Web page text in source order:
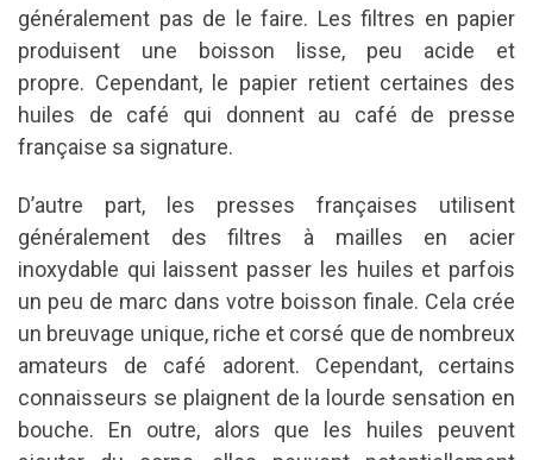
généralement pas de le faire. Les filtres en papier
produisent une boisson lisse, peu acide et
propre. Cependant, le papier retient certaines des
huiles de café qui donnent au café de presse
française sa signature.
D’autre part, les presses françaises utilisent
généralement des filtres à mailles en acier
inoxydable qui laissent passer les huiles et parfois
un peu de marc dans votre boisson finale. Cela crée
un breuvage unique, riche et corsé que de nombreux
amateurs de café adorent.
Cependant, certains
connaisseurs se plaignent de la lourde sensation en
bouche.
En outre, alors que les huiles peuvent